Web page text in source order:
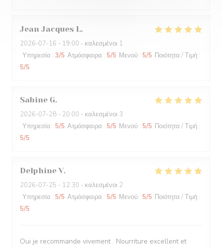
Jean Jacques L
2026-07-16 - 19:00 - καλεσμένοι 1
Υπηρεσία : 3/5 Ατμόσφαιρα : 5/5 Μενού : 5/5 Ποιότητα / Τιμή :
5/5
Sabine G
2026-07-28 - 20:00 - καλεσμένοι 3
Υπηρεσία : 5/5 Ατμόσφαιρα : 5/5 Μενού : 5/5 Ποιότητα / Τιμή :
5/5
Delphine V
2026-07-25 - 12:30 - καλεσμένοι 2
Υπηρεσία : 5/5 Ατμόσφαιρα : 5/5 Μενού : 5/5 Ποιότητα / Τιμή :
5/5
Oui je recommande vivement . Nourriture excellent et